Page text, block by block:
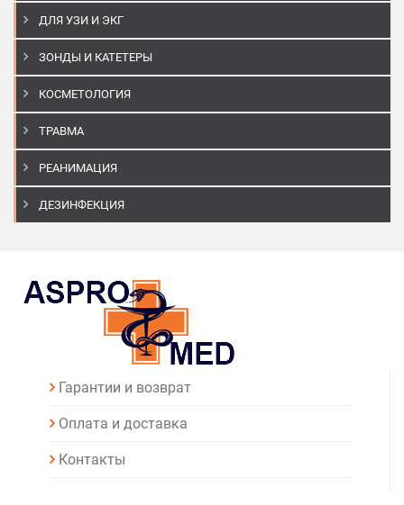
ДЛЯ УЗИ И ЭКГ
ЗОНДЫ И КАТЕТЕРЫ
КОСМЕТОЛОГИЯ
ТРАВМА
РЕАНИМАЦИЯ
ДЕЗИНФЕКЦИЯ
Гарантии и возврат
Оплата и доставка
Контакты